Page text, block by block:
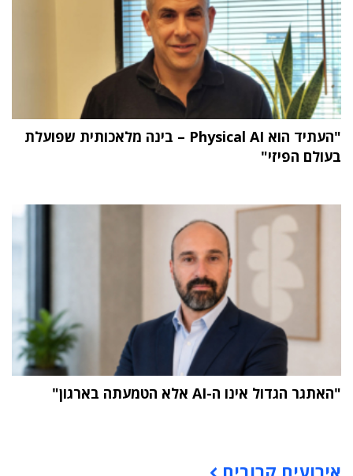
"העתיד הוא Physical AI – בינה מלאכותית שפועלת
בעולם הפיזי"
"האתגר הגדול אינו ה-AI אלא הטמעתה בארגון"
אירועים קרובים